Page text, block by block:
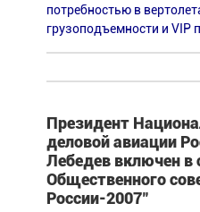
потребностью в
грузоподъемности и VIP
Президент
деловой авиации
Лебедев включен в
Общественного
России-2007"